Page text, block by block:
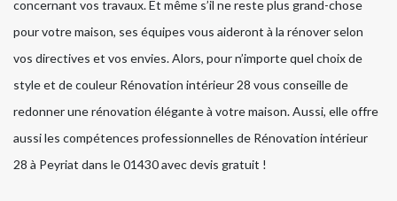
concernant vos travaux. Et même s’il ne reste plus grand-chose
pour votre maison, ses équipes vous aideront à la rénover selon
vos directives et vos envies. Alors, pour n’importe quel choix de
style et de couleur Rénovation intérieur 28 vous conseille de
redonner une rénovation élégante à votre maison. Aussi, elle offre
aussi les compétences professionnelles de Rénovation intérieur
28 à Peyriat dans le 01430 avec devis gratuit !